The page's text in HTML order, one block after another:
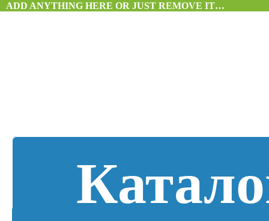
ADD ANYTHING HERE OR JUST REMOVE IT…